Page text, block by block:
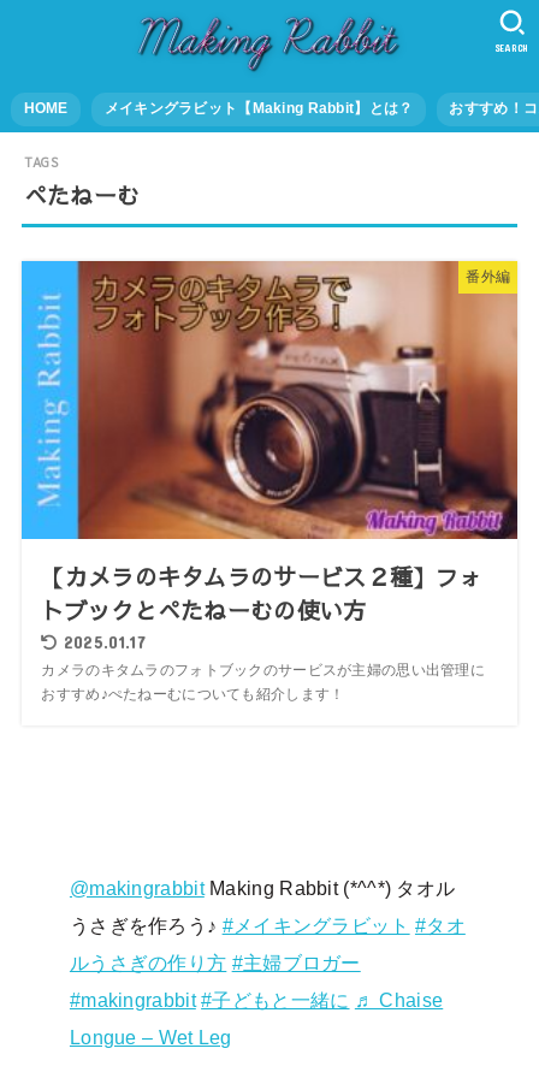
HOME メイキングラビット【Making Rabbit】とは？ おすすめ！
SEARCH
ぺたねーむ
番外編
【カメラのキタムラのサービス２種】フォ
トブックとぺたねーむの使い方
2025.01.17
カメラのキタムラのフォトブックのサービスが主婦の思い出管理に
おすすめ♪ぺたねーむについても紹介します！
@makingrabbitMaking Rabbit (*^^*) タオル
うさぎを作ろう♪ #メイキングラビット #タオ
ルうさぎの作り方 #主婦ブロガー
#makingrabbit #子どもと一緒に
♬ Chaise
Longue – Wet Leg